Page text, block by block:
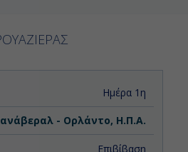
ΑΝΑΧΩΡΗΣΗ
Ημέρα 1η
- Ορλάντο, Η.Π.Α.
Επιβίβαση